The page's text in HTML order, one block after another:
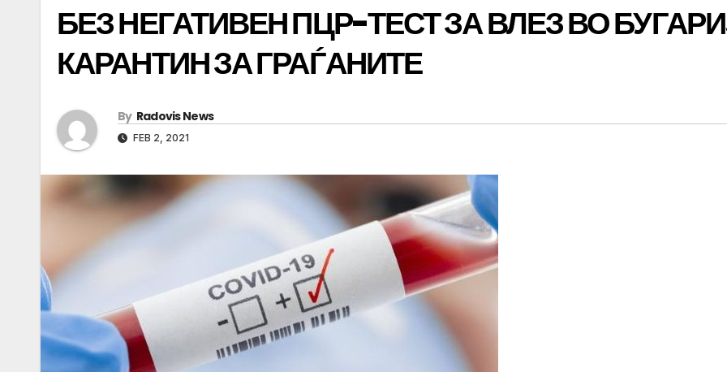
БЕЗ НЕГАТИВЕН ПЦР-ТЕСТ ЗА ВЛЕЗ ВО
КАРАНТИН ЗА ГРАЃАНИТЕ
By Radovis News
FEB 2, 2021